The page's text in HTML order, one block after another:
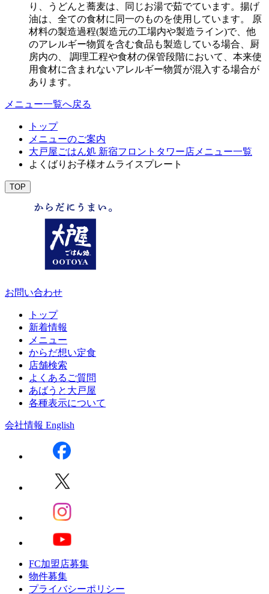
り、うどんと蕎麦は、同じお湯で茹でています。揚げ
油は、全ての食材に同一のものを使用しています。 原
材料の製造過程(製造元の工場内や製造ライン)で、他
のアレルギー物質を含む食品も製造している場合、厨
房内の、 調理工程や食材の保管段階において、本来使
用食材に含まれないアレルギー物質が混入する場合が
あります。
メニュー一覧へ戻る
トップ
メニューのご案内
大戸屋ごはん処 新宿フロントタワー店メニュー一覧
よくばりお子様オムライスプレート
TOP
お問い合わせ
トップ
新着情報
メニュー
からだ想い定食
店舗検索
よくあるご質問
あばうと大戸屋
各種表示について
会社情報 English
FC加盟店募集
物件募集
プライバシーポリシー